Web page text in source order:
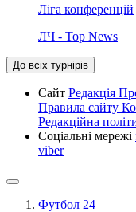
Ліга конференцій
ЛЧ - Top News
До всіх турнірів
Сайт Редакція
Правила сайту
Редакційна
Соціальні мережі
viber
Футбол 24